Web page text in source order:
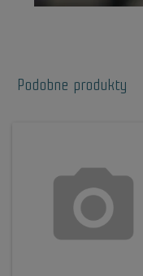
Podobne produkty